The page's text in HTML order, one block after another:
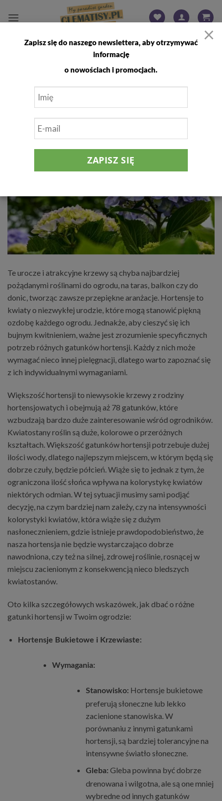
PORADY I CIEKAWOSTKI
JAK ZADBAĆ O HORTENSJE W
Te urocze i atrakcyjne krzewy są chyba najbardziej
pożądanymi roślinami do ogrodu, na taras, balkon czy do
donic, tworząc zawsze przepiękne aranżacje. Hortensje to
kwiaty o niezwykłej urodzie, które mogą stanowić piękną
ozdobę każdego ogrodu. Jednakże, aby cieszyć się ich
bujnym kwitnieniem, ważne jest zrozumienie specyficznych
potrzeb różnych gatunków hortensji. Każdy z nich może
wymagać nieco innej pielęgnacji, dlatego warto zapoznać się
z ich indywidualnymi wymaganiami.
Większość hortensji to niewysokie krzewy z rodziny
hortensjowatych i obejmują aż 78 gatunków, które
wzbudzają bardzo duże zainteresowanie wśród ogrodników.
Kwiatostany roślin są duże, kolorowe o przeróżnych
kształtach. Większość gatunków hortensji potrzebuje dużej
ilości wody, dlatego najlepszym miejscem, w którym będą się
dobrze czuły, będzie półcień. Wiąże się to jednak z tym, że
ograniczona ilość słońca wpływa na kolorystykę kwiatów
niektórych odmian. W tej sytuacji musimy sami podjąć
decyzję, na czym bardziej nam zależy, czy na intensywności
kolorystyki kwiatów, która wiąże się z dużym
nasłonecznieniem, gdzie istnieje prawdopodobieństwo, że
nasza hortensja nie będzie wystarczająco dobrze
nawodniona, czy też na silnej, zdrowej roślinie, rosnącej w
miejscu zacienionym z konsekwencją nieco bledszych
kwiatostanów.
Oto kilka szczegółowych wskazówek, jak dbać o różne
gatunki hortensji w Twoim ogrodzie:
Hortensje Bukietowe i Krzewiaste:
Wymagania:
Stanowisko: Hortensje bukietowe
preferują słoneczne lub lekko
zacienione stanowiska. W
porównaniu z innymi gatunkami
hortensji, są bardziej tolerancyjne na
intensywne światło słoneczne.
Gleba: Gleba powinna być dobrze
drenowana i wilgotna, ale są one mniej
wybredne od innych gatunków
×
Zapisz się do naszego newslettera, aby otrzymywać
informację
o nowościach i promocjach.